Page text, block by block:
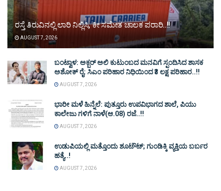
ರಸ್ತೆ ತಿರುವಿನಲ್ಲಿ ಲಾರಿ ನಿಲ್ಲಿಸಿ, ಕೀ ಸಮೇತ ಚಾಲಕ ಪರಾರಿ..!!
AUGUST 7, 2026
ಬಂಟ್ವಾಳ: ಅಕ್ಬರ್ ಅಲಿ ಕುಟುಂಬದ ಮನವಿಗೆ ಸ್ಪಂದಿಸಿದ ಶಾಸಕ
ಅಶೋಕ್ ರೈ: ಸಿಎಂ ಪರಿಹಾರ ನಿಧಿಯಿಂದ ₹3 ಲಕ್ಷ ಪರಿಹಾರ..!!
AUGUST 7, 2026
ಭಾರೀ ಮಳೆ ಹಿನ್ನೆಲೆ: ಪುತ್ತೂರು ಉಪವಿಭಾಗದ ಶಾಲೆ, ಪಿಯು
ಕಾಲೇಜು ಗಳಿಗೆ ನಾಳೆ(ಆ.08) ರಜೆ..!!
AUGUST 7, 2026
ಉಡುಪಿಯಲ್ಲಿ ಮತ್ತೊಂದು ಶೂಟೌಟ್‌; ಗುಂಡಿಕ್ಕಿ ವ್ಯಕ್ತಿಯ ಬರ್ಬರ
ಹತ್ಯೆ..!
AUGUST 7, 2026